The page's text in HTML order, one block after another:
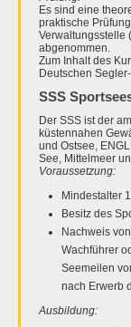
Es sind eine
praktische
Verwaltungsstelle
abgenommen.
Zum Inhalt des
Deutschen
SSS
Der SSS ist der
küstennahen
und Ostsee,
See, Mittelmeer
Voraussetzung:
Mindestalter
Besitz des
Nachweis
Wachführer
Seemeilen
nach Erwerb
Ausbildung: